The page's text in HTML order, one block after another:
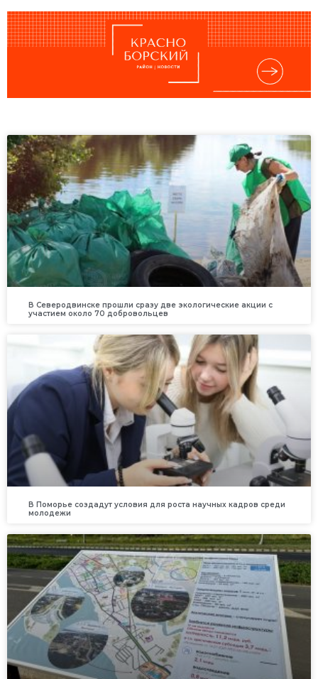
В Северодвинске прошли сразу две экологические акции с
участием около 70 добровольцев
В Поморье создадут условия для роста научных кадров среди
молодежи